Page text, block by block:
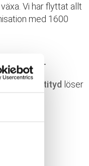
Vi har flyttat allt
med 1600
flyttkillar
positiv attityd löser